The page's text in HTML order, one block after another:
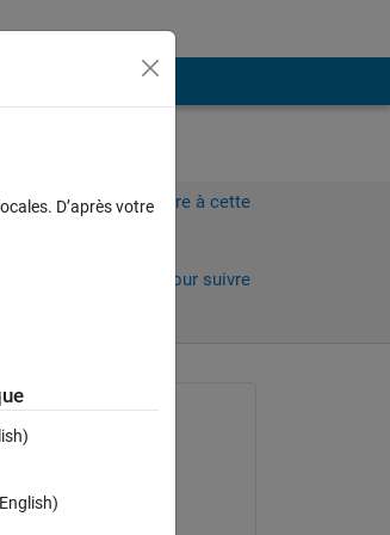
vous pour répondre à cette
Connectez-vous pour suivre
Gaétan Andriano
2022
D’après votre